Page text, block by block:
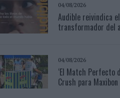
04/08/2026
Audible reivindica
transformador del
04/08/2026
‘El Match Perfecto
Crush para Maxibon